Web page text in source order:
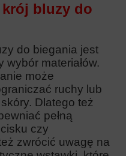
bluzy do
do biegania jest
wybór materiałów.
może
ruchy lub
Dlatego też
pełną
czy
zwrócić uwagę na